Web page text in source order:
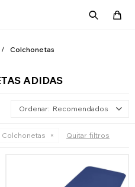
Colchonetas
ADIDAS
Recomendados
Colchonetas Quitar filtros